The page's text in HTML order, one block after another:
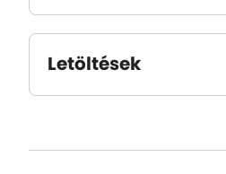
Letöltések